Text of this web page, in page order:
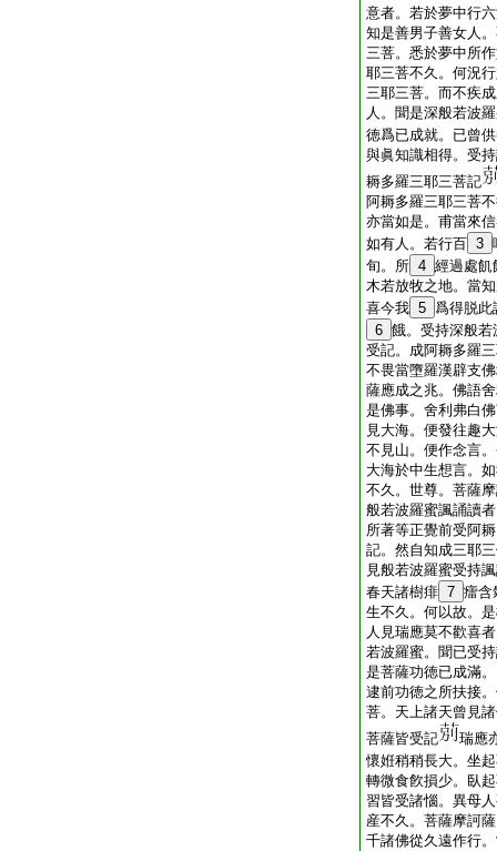
意者。若於夢中行
知是善男子善女人
三菩。悉於夢中所
耶三菩不久。何況
三耶三菩。而不疾
人。聞是深般若波
徳爲已成就。已曾
與眞知識相得。受
耨多羅三耶三菩記
阿耨多羅三耶三菩
亦當如是。甫當來
如有人。若行百 3
旬。所 4 經過處飢
木若放牧之地。當
喜今我 5 爲得脱此
6 餓。受持深般
受記。成阿耨多羅
不畏當墮羅漢辟支
薩應成之兆。佛語
是佛事。舍利弗白
見大海。便發往趣
不見山。便作念言
大海於中生想言。
不久。世尊。菩薩
般若波羅蜜諷誦讀
所著等正覺前受阿
記。然自知成三耶
見般若波羅蜜受持
春天諸樹痱 7 癗含
生不久。何以故。
人見瑞應莫不歡喜
若波羅蜜。聞已受
是菩薩功徳已成滿
逮前功徳之所扶接
菩。天上諸天曾見
菩薩皆受記
瑞應
懷姙稍稍長大。坐
轉微食飮損少。臥
習皆受諸惱。異母
産不久。菩薩摩訶
千諸佛從久遠作行